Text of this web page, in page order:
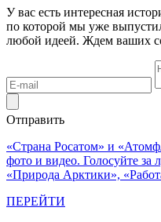
У вас есть интересная
по которой мы уже
любой идеей. Ждем ваших
Отправить
«Страна Росатом» и
фото и видео. Голосуйте
«Природа Арктики»,
ПЕРЕЙТИ